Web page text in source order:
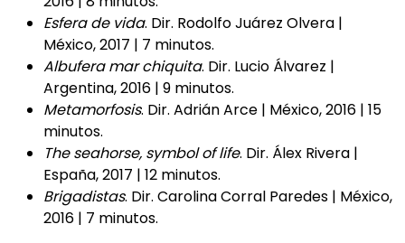
Esfera de vida. Dir. Rodolfo Juárez Olvera |
México, 2017 | 7 minutos.
Albufera mar chiquita. Dir. Lucio Álvarez |
Argentina, 2016 | 9 minutos.
Metamorfosis. Dir. Adrián Arce | México, 2016 | 15
minutos.
The seahorse, symbol of life. Dir. Álex Rivera |
España, 2017 | 12 minutos.
Brigadistas. Dir. Carolina Corral Paredes | México,
2016 | 7 minutos.